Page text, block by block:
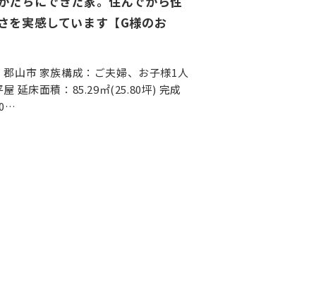
を実感しています【G様のお
郡山市 家族構成：ご夫婦、お子様1人
延床面積：85.29㎡(25.80坪) 完成